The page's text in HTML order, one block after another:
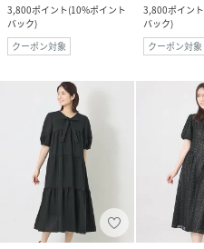
3,800ポイント(10%ポイント
バック)
クーポン対象
3,800ポイント
バック)
クーポン対象